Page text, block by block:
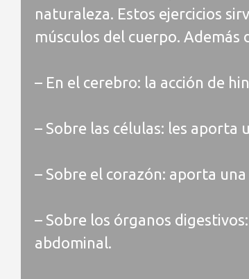
naturaleza. Estos ejercicios
músculos del cuerpo.
– En el cerebro: la acción de
– Sobre las células: les aporta
– Sobre el corazón: aporta
– Sobre los órganos
abdominal.